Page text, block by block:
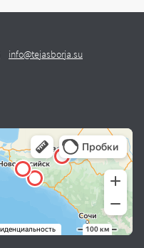
info@tejasborja.su